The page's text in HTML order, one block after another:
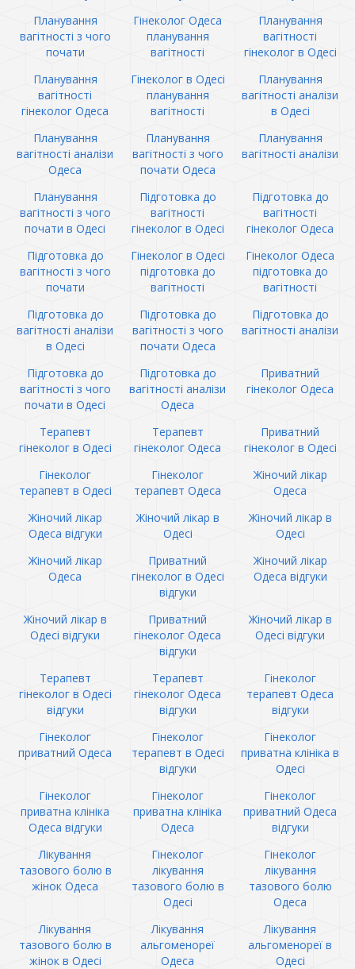
Планування
вагітності з чого
почати
Гінеколог Одеса
планування
вагітності
Планування
вагітності
гінеколог в Одесі
Планування
вагітності
гінеколог Одеса
Гінеколог в Одесі
планування
вагітності
Планування
вагітності аналізи
в Одесі
Планування
вагітності аналізи
Одеса
Планування
вагітності з чого
почати Одеса
Планування
вагітності аналізи
Планування
вагітності з чого
почати в Одесі
Підготовка до
вагітності
гінеколог в Одесі
Підготовка до
вагітності
гінеколог Одеса
Підготовка до
вагітності з чого
почати
Гінеколог в Одесі
підготовка до
вагітності
Гінеколог Одеса
підготовка до
вагітності
Підготовка до
вагітності аналізи
в Одесі
Підготовка до
вагітності з чого
почати Одеса
Підготовка до
вагітності аналізи
Підготовка до
вагітності з чого
почати в Одесі
Підготовка до
вагітності аналізи
Одеса
Приватний
гінеколог Одеса
Терапевт
гінеколог в Одесі
Терапевт
гінеколог Одеса
Приватний
гінеколог в Одесі
Гінеколог
терапевт в Одесі
Гінеколог
терапевт Одеса
Жіночий лікар
Одеса
Жіночий лікар
Одеса відгуки
Жіночий лікар в
Одесі
Жіночий лікар в
Одесі
Жіночий лікар
Одеса
Приватний
гінеколог в Одесі
відгуки
Жіночий лікар
Одеса відгуки
Жіночий лікар в
Одесі відгуки
Приватний
гінеколог Одеса
відгуки
Жіночий лікар в
Одесі відгуки
Терапевт
гінеколог в Одесі
відгуки
Терапевт
гінеколог Одеса
відгуки
Гінеколог
терапевт Одеса
відгуки
Гінеколог
приватний Одеса
Гінеколог
терапевт в Одесі
відгуки
Гінеколог
приватна клініка в
Одесі
Гінеколог
приватна клініка
Одеса відгуки
Гінеколог
приватна клініка
Одеса
Гінеколог
приватний Одеса
відгуки
Лікування
тазового болю в
жінок Одеса
Гінеколог
лікування
тазового болю в
Одесі
Гінеколог
лікування
тазового болю
Одеса
Лікування
тазового болю в
жінок в Одесі
Лікування
альгоменореї
Одеса
Лікування
альгоменореї в
Одесі